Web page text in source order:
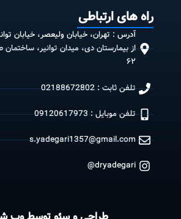
راه های ارتباطی
آدرس : تهران، خیابان ولیعصر، خیابان
۶۲
تلفن ثابت : 02188672802
تلفن موبایل : 09120617973
s.yadegari1357@gmail.com
dryadegari@